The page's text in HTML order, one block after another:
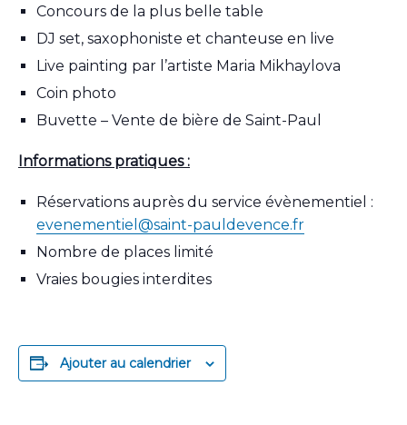
Concours de la plus belle table
DJ set, saxophoniste et chanteuse en live
Live painting par l’artiste Maria Mikhaylova
Coin photo
Buvette – Vente de bière de Saint-Paul
Informations pratiques :
Réservations auprès du service évènementiel :
evenementiel@saint-pauldevence.fr
Nombre de places limité
Vraies bougies interdites
Ajouter au calendrier